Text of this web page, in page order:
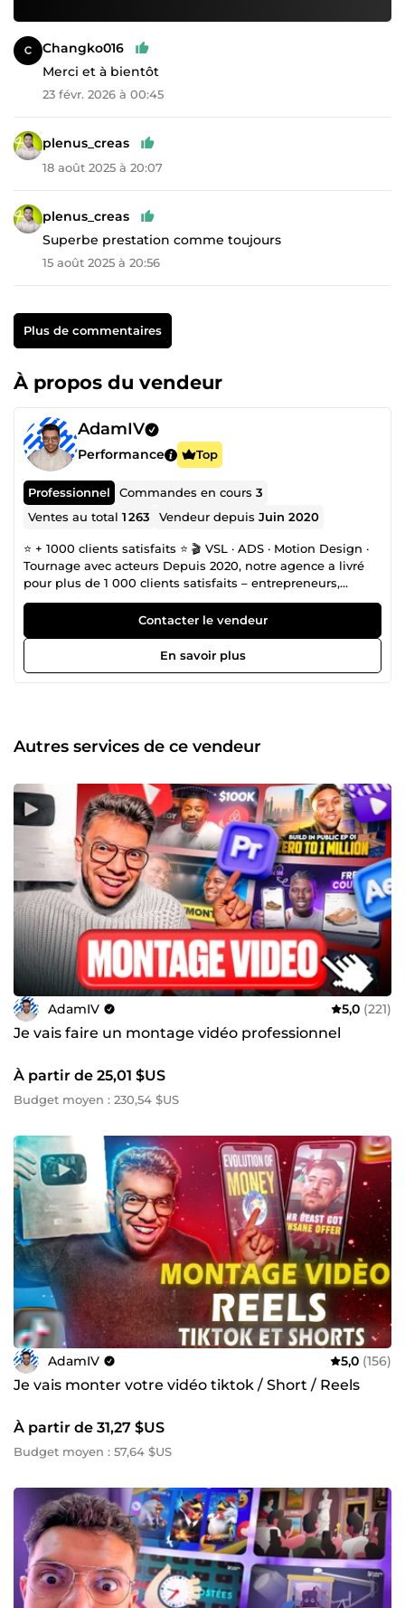
Changko016
Merci et à bientôt
23 févr. 2026 à 00:45
plenus_creas
18 août 2025 à 20:07
plenus_creas
Superbe prestation comme toujours
15 août 2025 à 20:56
Plus de commentaires
À propos du vendeur
AdamIV
Performance Top
Professionnel Commandes en cours3
Ventes au total1 263 Vendeur depuisJuin 2020
⭐ + 1000 clients satisfaits ⭐ 🎬 VSL · ADS · Motion Design ·
Tournage avec acteurs Depuis 2020, notre agence a livré
pour plus de 1 000 clients satisfaits – entrepreneurs,
coachs et marques : Systeme.io, EDF, PM Corp, Adrien
Tornier ect.. Nous pouvons vous accommpagner sur le : 🎬
Montage vidéo — VSL, publicités Ads, YouTube,
TikTok/Reels/Shorts · 🎨 Motion design — vidéos 100%
animées, sans acteur · 🎭 Tournage avec acteurs en studio ·
coordonnée par un interlocuteur unique, du brief à la
livraison. 📩 Nous restons à votre entière disposition.
Contacter le vendeur
En savoir plus
Autres services de ce vendeur
AdamIV 5,0 (221)
Je vais faire un montage vidéo professionnel
À partir de 25,01 $US
Budget moyen : 230,54 $US
AdamIV 5,0 (156)
Je vais monter votre vidéo tiktok / Short / Reels
À partir de 31,27 $US
Budget moyen : 57,64 $US